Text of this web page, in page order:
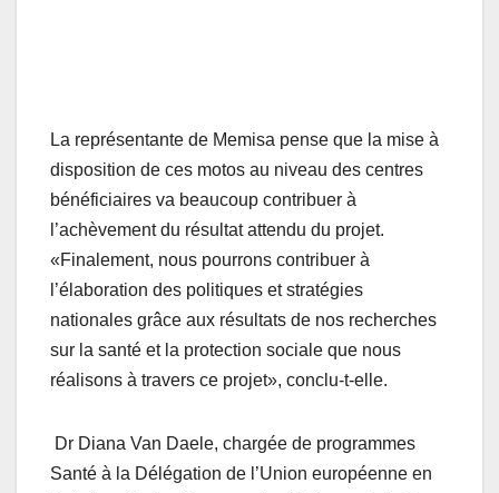
La représentante de Memisa pense que la mise à
disposition de ces motos au niveau des centres
bénéficiaires va beaucoup contribuer à
l’achèvement du résultat attendu du projet.
«Finalement, nous pourrons contribuer à
l’élaboration des politiques et stratégies
nationales grâce aux résultats de nos recherches
sur la santé et la protection sociale que nous
réalisons à travers ce projet», conclu-t-elle.
Dr Diana Van Daele, chargée de programmes
Santé à la Délégation de l’Union européenne en